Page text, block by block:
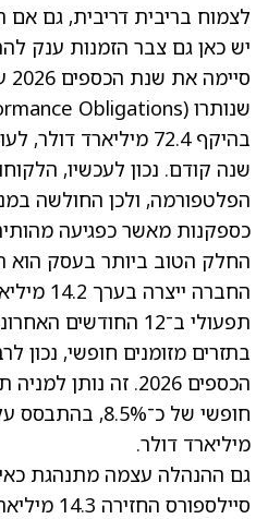
לצמוח בריבית דריבית, גם אם
יש כאן גם צבר הזמנות ענק
שנה קודם. נכון לעכשיו,
הפלטפורמה, ולכן החולשה
כספקנות מאשר כפגיעה
החלק הטוב ביותר בעסק הוא
החברה
בתזרים מזומנים חופשי, נכון
הכספים 2026. זה
מיליארד דולר.
גם ההנהלה עצמה מתנהגת
סיילספורס